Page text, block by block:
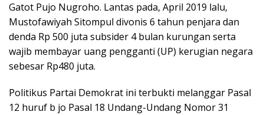
Gatot Pujo Nugroho. Lantas pada, April 2019 lalu,
Mustofawiyah Sitompul divonis 6 tahun penjara dan
denda Rp 500 juta subsider 4 bulan kurungan serta
wajib membayar uang pengganti (UP) kerugian negara
sebesar Rp480 juta.
Politikus Partai Demokrat ini terbukti melanggar Pasal
12 huruf b jo Pasal 18 Undang-Undang Nomor 31